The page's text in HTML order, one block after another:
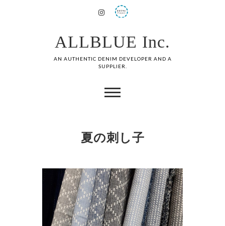
ALLBLUE Inc.
AN AUTHENTIC DENIM DEVELOPER AND A
SUPPLIER.
夏の刺し子